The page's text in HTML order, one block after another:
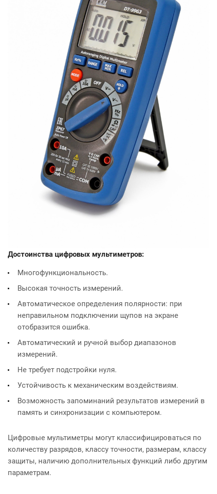
Достоинства цифровых мультиметров:
Многофункциональность.
Высокая точность измерений.
Автоматическое определения полярности: при
неправильном подключении щупов на экране
отобразится ошибка.
Автоматический и ручной выбор диапазонов
измерений.
Не требует подстройки нуля.
Устойчивость к механическим воздействиям.
Возможность запоминаний результатов измерений в
память и синхронизации с компьютером.
Цифровые мультиметры могут классифицироваться по
количеству разрядов, классу точности, размерам, классу
защиты, наличию дополнительных функций либо другим
параметрам.